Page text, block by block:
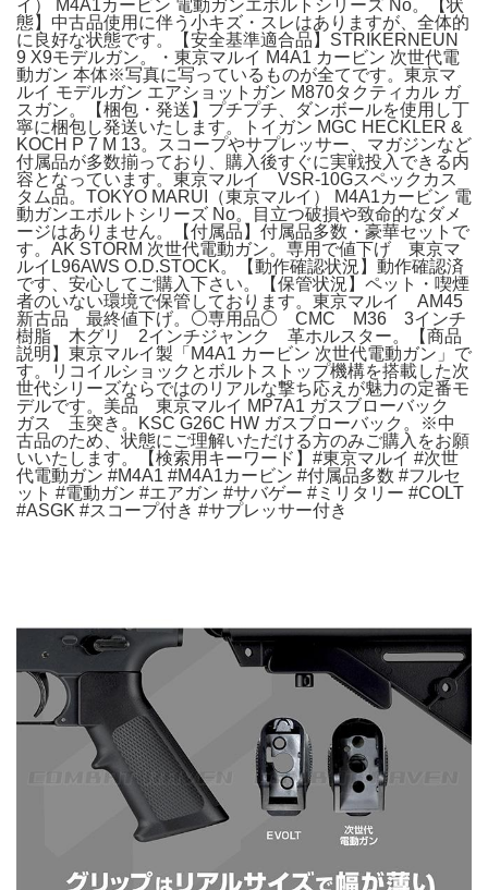
イ） M4A1カービン 電動ガンエボルトシリーズ No。【状
態】中古品使用に伴う小キズ・スレはありますが、全体的
に良好な状態です。【安全基準適合品】STRIKERNEUN
9 X9モデルガン。・東京マルイ M4A1 カービン 次世代電
動ガン 本体※写真に写っているものが全てです。東京マ
ルイ モデルガン エアショットガン M870タクティカル ガ
スガン。【梱包・発送】プチプチ、ダンボールを使用し丁
寧に梱包し発送いたします。トイガン MGC HECKLER &
KOCH P 7 M 13。スコープやサプレッサー、マガジンなど
付属品が多数揃っており、購入後すぐに実戦投入できる内
容となっています。東京マルイ VSR-10Gスペックカス
タム品。TOKYO MARUI（東京マルイ） M4A1カービン 電
動ガンエボルトシリーズ No。目立つ破損や致命的なダメ
ージはありません。【付属品】付属品多数・豪華セットで
す。AK STORM 次世代電動ガン。専用で値下げ 東京マ
ルイL96AWS O.D.STOCK。【動作確認状況】動作確認済
です、安心してご購入下さい。【保管状況】ペット・喫煙
者のいない環境で保管しております。東京マルイ AM45
新古品 最終値下げ。⚪専用品⚪ CMC M36 3インチ
樹脂 木グリ 2インチジャンク 革ホルスター。【商品
説明】東京マルイ製「M4A1 カービン 次世代電動ガン」で
す。リコイルショックとボルトストップ機構を搭載した次
世代シリーズならではのリアルな撃ち応えが魅力の定番モ
デルです。美品 東京マルイ MP7A1 ガスブローバック
ガス 玉突き。KSC G26C HW ガスブローバック。※中
古品のため、状態にご理解いただける方のみご購入をお願
いいたします。【検索用キーワード】#東京マルイ #次世
代電動ガン #M4A1 #M4A1カービン #付属品多数 #フルセ
ット #電動ガン #エアガン #サバゲー #ミリタリー #COLT
#ASGK #スコープ付き #サプレッサー付き